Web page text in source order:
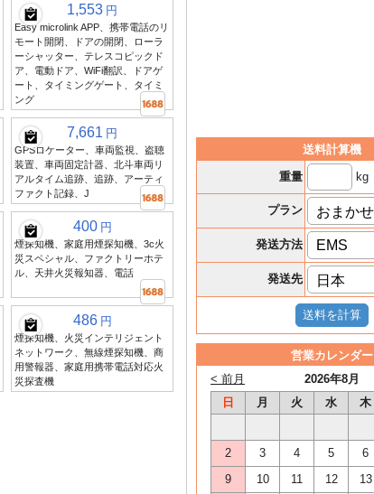
1,553 円
Easy microlink APP、携帯電話のリ
モート開閉、ドアの開閉、ローラ
ーシャッター、テレスコピックド
ア、電動ドア、WiFi翻訳、ドアゲ
ート、タイミングゲート、タイミ
ング
7,661 円
GPSロケーター、車両監視、盗聴
装置、車両固定計器、北斗車両リ
アルタイム追跡、追跡、アーティ
ファクト記録、J
400 円
煙探知機、家庭用煙探知機、3c火
災スペシャル、ファクトリーホテ
ル、天井火災報知器、電話
486 円
煙探知機、火災インテリジェント
ネットワーク、無線煙探知機、商
用警報器、家庭用携帯電話対応火
災探査機
送料計算機
重量
kg
プラン
発送方法
発送先
営業カレンダー
2026年8月
< 前月
日
月 火 水 木
2
3 4 5 6
9
10 11 12 13